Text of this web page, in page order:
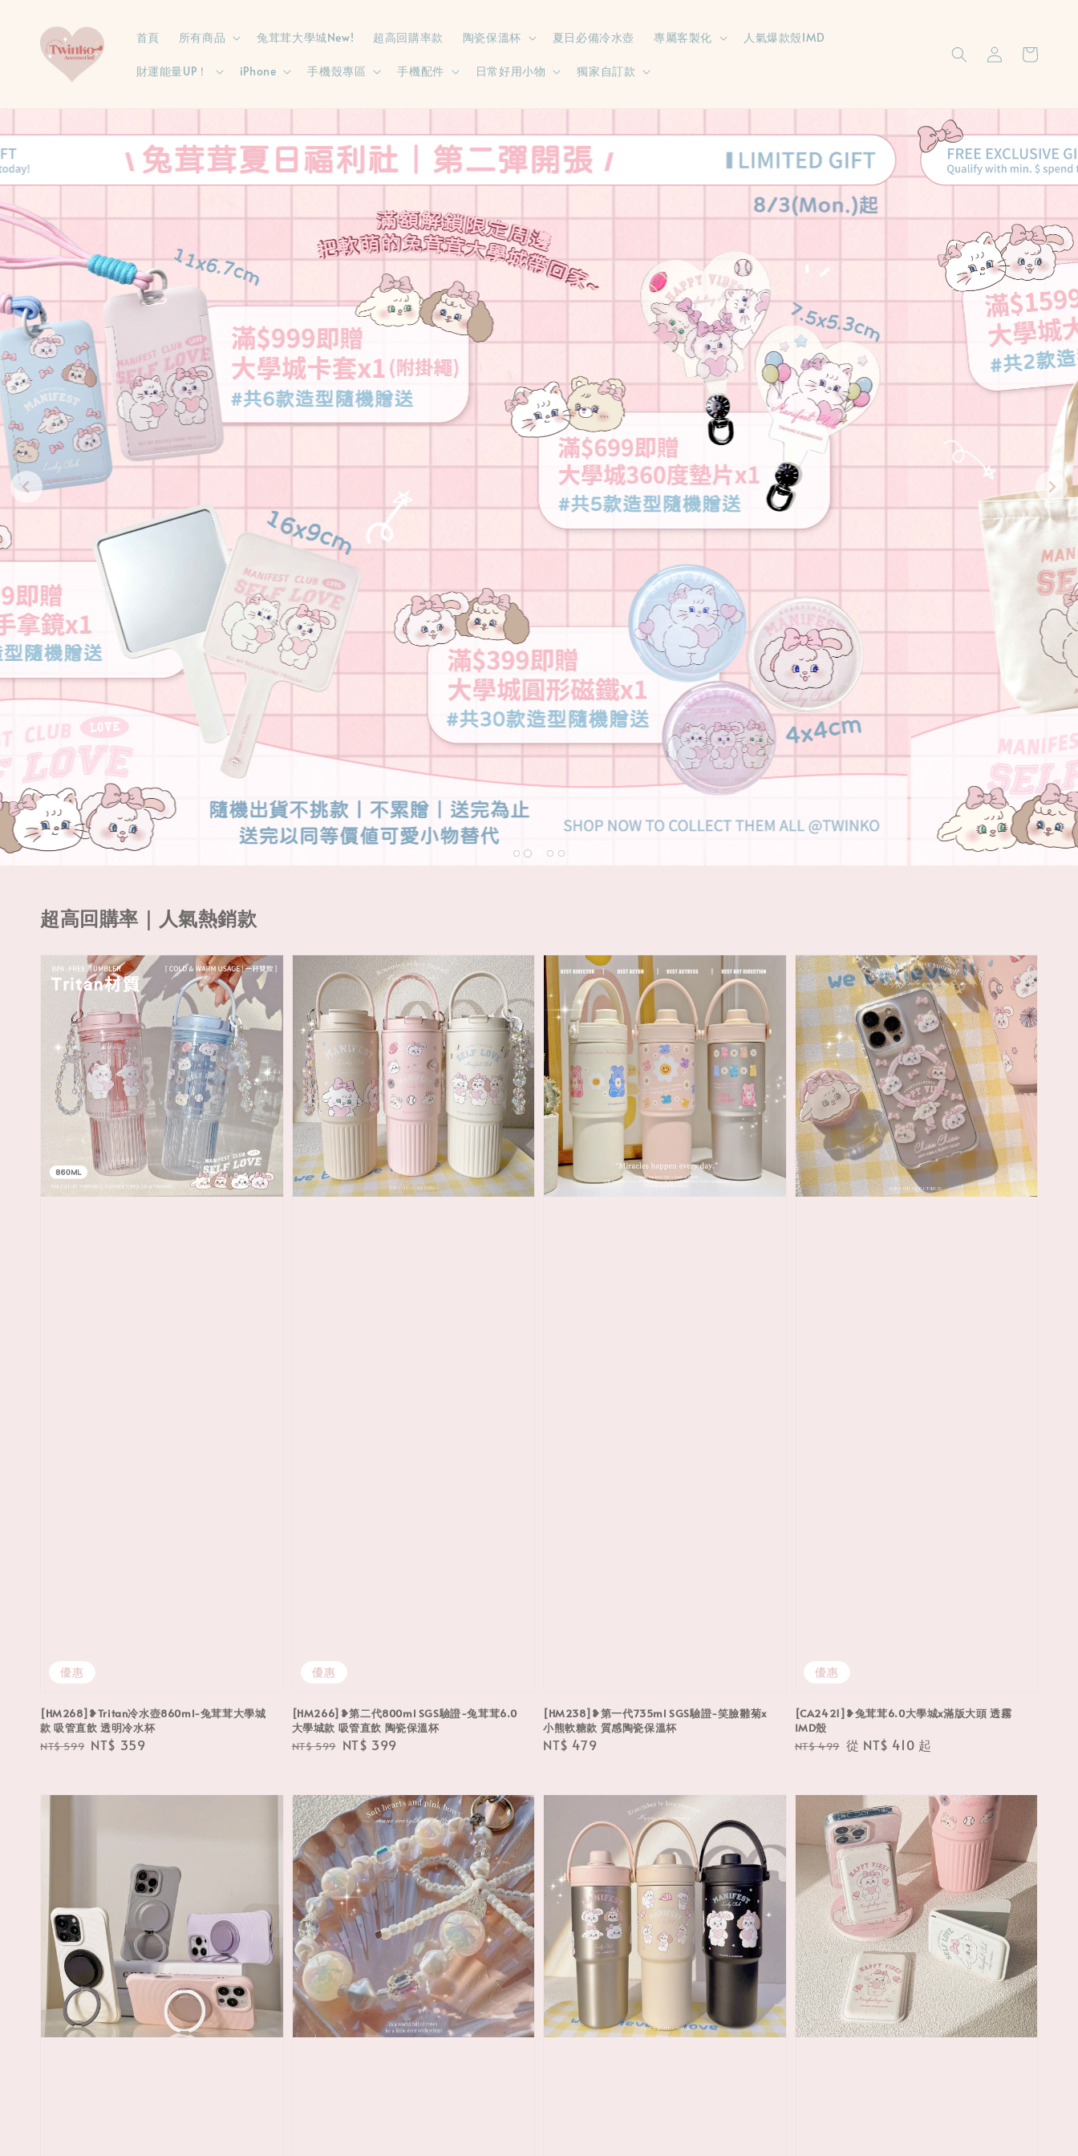
首頁 所有商品 兔茸茸大學城New! 超高回購率款 陶瓷保溫杯 夏日必備冷水壺 專屬客製化 人氣爆款殼IMD
財運能量UP！ iPhone 手機殼專區 手機配件 日常好用小物 獨家自訂款
超高回購率｜人氣熱銷款
優惠
[HM268]❥Tritan冷水壺860ml-兔茸茸大學城
款 吸管直飲 透明冷水杯
Regular
NT$ 599 Sale
NT$ 359
優惠
[HM266]❥第二代800ml SGS驗證-兔茸茸6.0
大學城款 吸管直飲 陶瓷保溫杯
Regular
NT$ 599 Sale
NT$ 399
[HM238]❥第一代735ml SGS驗證-笑臉雛菊x
小熊軟糖款 質感陶瓷保溫杯
Regular
NT$ 479
優惠
[CA2421]❥兔茸茸6.0大學城x滿版大頭 透霧
IMD殼
Regular
NT$ 499 Sale
從 NT$ 410 起